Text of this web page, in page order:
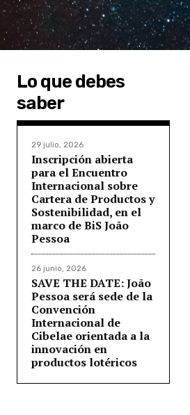
Lo que debes
saber
29 julio, 2026
Inscripción abierta
para el Encuentro
Internacional sobre
Cartera de Productos y
Sostenibilidad, en el
marco de BiS João
Pessoa
26 junio, 2026
SAVE THE DATE: João
Pessoa será sede de la
Convención
Internacional de
Cibelae orientada a la
innovación en
productos lotéricos